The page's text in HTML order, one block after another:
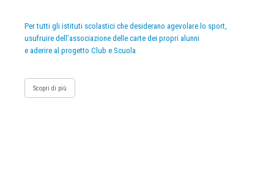
Per tutti gli istituti scolastici che desiderano agevolare lo sport,
usufruire dell’associazione delle carte dei propri alunni
e aderire al progetto Club e Scuola
Scopri di più